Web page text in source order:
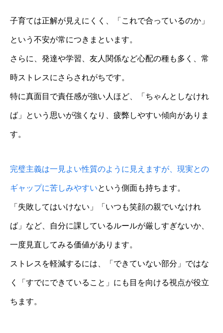
子育ては正解が見えにくく、「これで合っているのか」
という不安が常につきまといます。
さらに、発達や学習、友人関係など心配の種も多く、常
時ストレスにさらされがちです。
特に真面目で責任感が強い人ほど、「ちゃんとしなけれ
ば」という思いが強くなり、疲弊しやすい傾向がありま
す。
完璧主義は一見よい性質のように見えますが、現実との
ギャップに苦しみやすいという側面も持ちます。
「失敗してはいけない」「いつも笑顔の親でいなけれ
ば」など、自分に課しているルールが厳しすぎないか、
一度見直してみる価値があります。
ストレスを軽減するには、「できていない部分」ではな
く「すでにできていること」にも目を向ける視点が役立
ちます。